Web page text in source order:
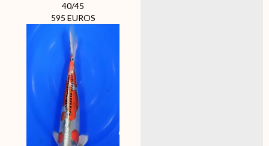
40/45
595 EUROS